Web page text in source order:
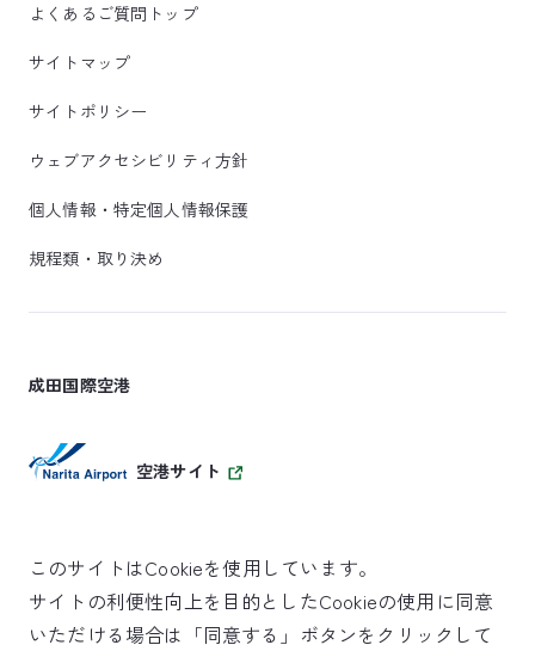
よくあるご質問トップ
サイトマップ
サイトポリシー
ウェブアクセシビリティ方針
個人情報・特定個人情報保護
規程類・取り決め
成田国際空港
空港サイト
SKYTRAX
このサイトはCookieを使用しています。
サイトの利便性向上を目的としたCookieの使用に同意
いただける場合は「同意する」ボタンをクリックして